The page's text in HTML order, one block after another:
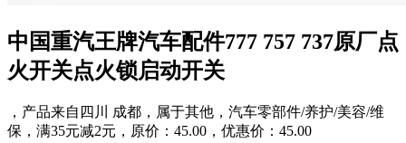
中国重汽王牌汽车配件777 757 737原厂点
火开关点火锁启动开关
，产品来自四川 成都，属于其他，汽车零部件/养护/美容/维
保，满35元减2元，原价：45.00，优惠价：45.00